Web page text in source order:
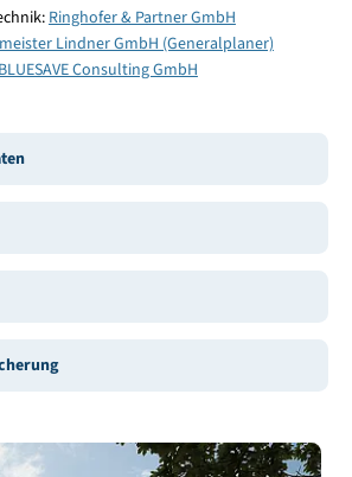
Ringhofer & Partner GmbH
Lindner GmbH (Generalplaner)
Consulting GmbH